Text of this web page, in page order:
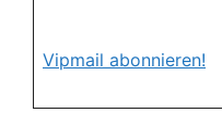
Vipmail abonnieren!